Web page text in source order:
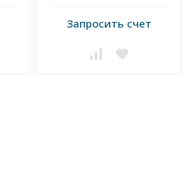
Запросить счет